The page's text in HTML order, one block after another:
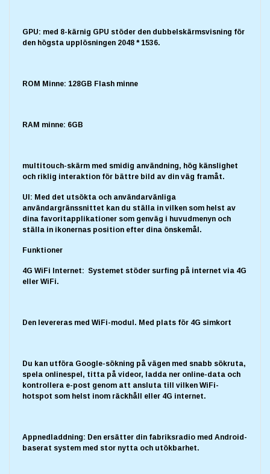
GPU: med 8-kärnig GPU stöder den dubbelskärmsvisning för
den högsta upplösningen 2048 * 1536.
ROM Minne: 128GB Flash minne
RAM minne: 6GB
multitouch-skärm med smidig användning, hög känslighet
och riklig interaktion för bättre bild av din väg framåt.
UI: Med det utsökta och användarvänliga
användargränssnittet kan du ställa in vilken som helst av
dina favoritapplikationer som genväg i huvudmenyn och
ställa in ikonernas position efter dina önskemål.
Funktioner
4G WiFi Internet: Systemet stöder surfing på internet via 4G
eller WiFi.
Den levereras med WiFi-modul. Med plats för 4G simkort
Du kan utföra Google-sökning på vägen med snabb sökruta,
spela onlinespel, titta på videor, ladda ner online-data och
kontrollera e-post genom att ansluta till vilken WiFi-
hotspot som helst inom räckhåll eller 4G internet.
Appnedladdning: Den ersätter din fabriksradio med Android-
baserat system med stor nytta och utökbarhet.